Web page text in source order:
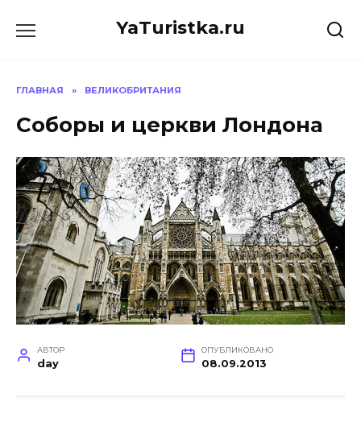
YaTuristka.ru
ГЛАВНАЯ » ВЕЛИКОБРИТАНИЯ
Соборы и церкви Лондона
АВТОР
day
ОПУБЛИКОВАНО
08.09.2013